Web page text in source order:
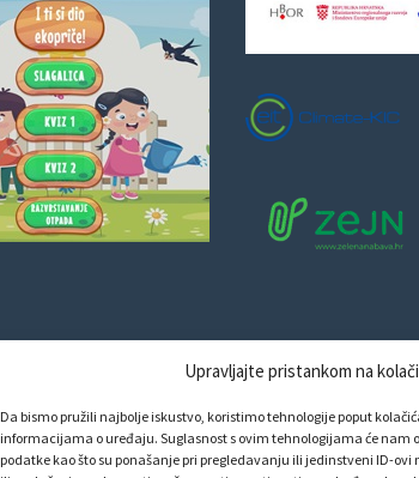
Upravljajte pristankom na
Da bismo pružili najbolje iskustvo, koristimo tehnologije poput
informacijama o uređaju. Suglasnost s ovim tehnologijama će nam
podatke kao što su ponašanje pri pregledavanju ili jedinstveni ID-